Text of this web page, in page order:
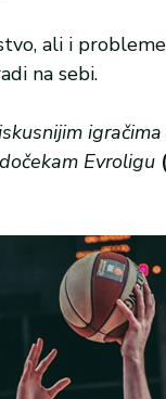
ali i
na sebi.
Evroligu